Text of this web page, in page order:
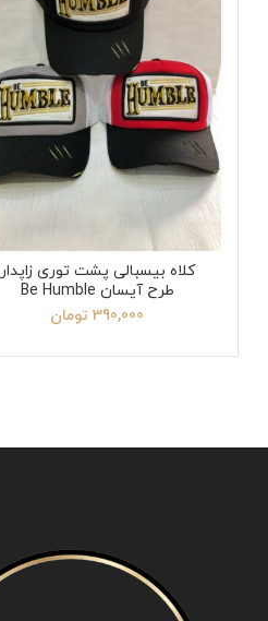
کلاه بیسبالی پشت توری زاپدار
طرح آیسان Be Humble
390,000 تومان